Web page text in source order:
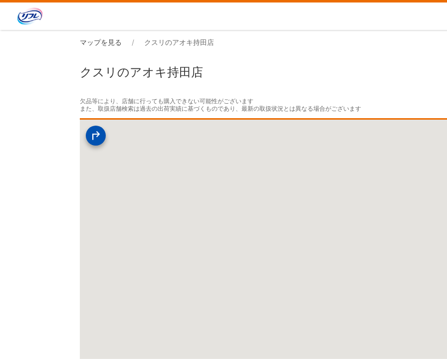
マップを見る クスリのアオキ持田店
クスリのアオキ持田店
欠品等により、店舗に行っても購入できない可能性がございます
また、取扱店舗検索は過去の出荷実績に基づくものであり、最新の取扱状況とは異なる場合がございます